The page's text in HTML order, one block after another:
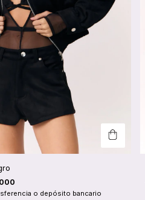
o depósito bancario